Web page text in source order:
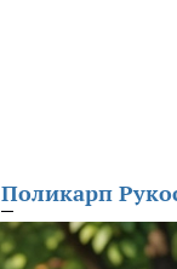
Поликарп